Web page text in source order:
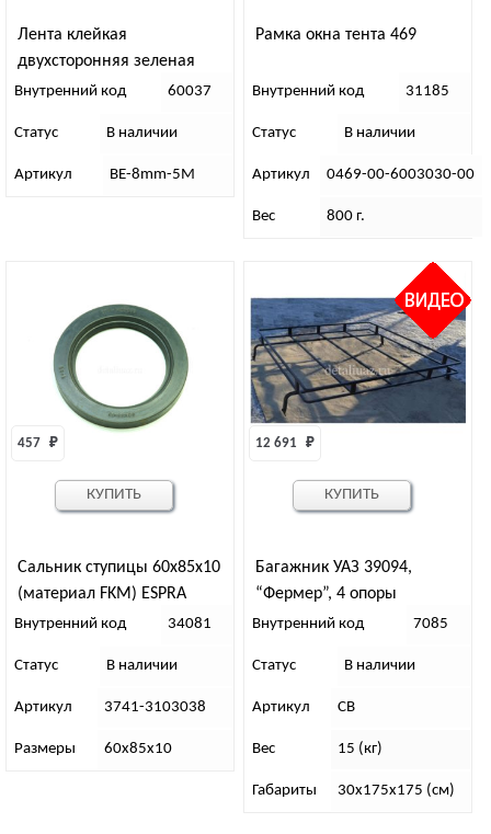
Лента клейкая
двухсторонняя зеленая
(8мх5мм) ABRO MASTERS
Внутренний код 60037
Статус В наличии
Артикул BE-8mm-5M
Рамка окна тента 469
Внутренний код 31185
Статус В наличии
Артикул 0469-00-6003030-00
Вес 800 г.
Сальник ступицы 60х85х10
(материал FKM) ESPRA
457 ₽
Внутренний код 34081
Статус В наличии
Артикул 3741-3103038
Размеры 60х85х10
КУПИТЬ
Багажник УАЗ 39094,
“Фермер”, 4 опоры
12 691 ₽
Внутренний код 7085
Статус В наличии
Артикул СВ
Вес 15 (кг)
Габариты 30х175х175 (см)
КУПИТЬ